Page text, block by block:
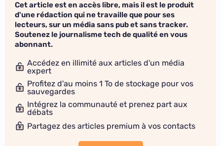
Cet article est en accès libre, mais il est le produit
d'une rédaction qui ne travaille que pour ses
lecteurs, sur un média sans pub et sans tracker.
Soutenez le journalisme tech de qualité en vous
abonnant.
Accédez en illimité aux articles d'un média
expert
Profitez d'au moins 1 To de stockage pour vos
sauvegardes
Intégrez la communauté et prenez part aux
débats
Partagez des articles premium à vos contacts